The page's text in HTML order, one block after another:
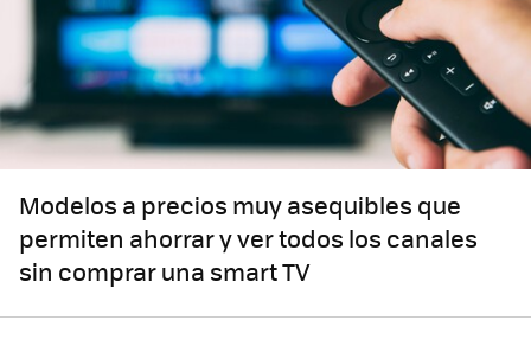
Modelos a precios muy asequibles que
permiten ahorrar y ver todos los canales
sin comprar una smart TV